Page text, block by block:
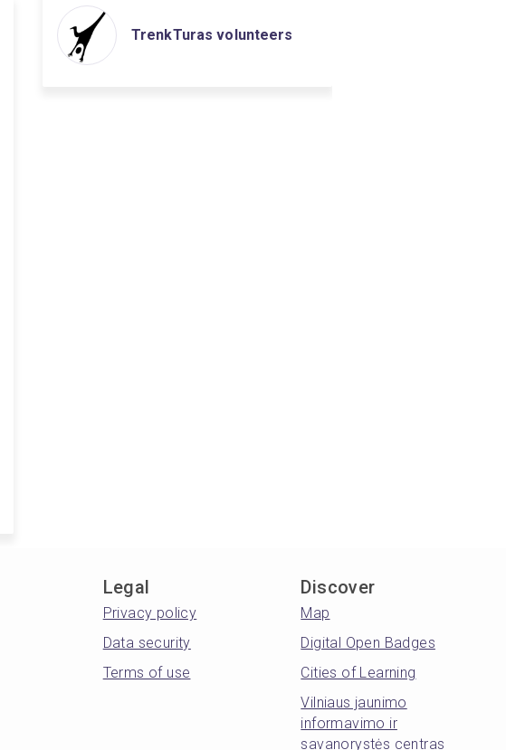
TrenkTuras volunteers
Legal
Privacy policy
Data security
Terms of use
Discover
Map
Digital Open Badges
Cities of Learning
Vilniaus jaunimo
informavimo ir
savanorystės centras